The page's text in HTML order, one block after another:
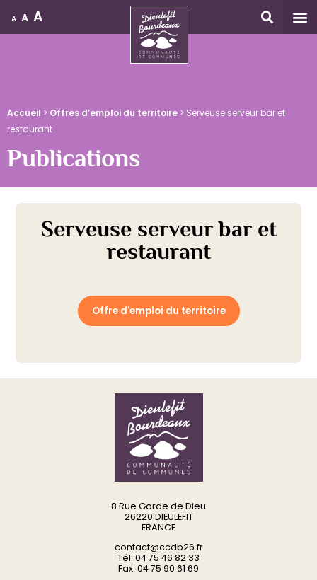
A A A
Accueil > Offres d’emploi du territoire > Serveuse serveur bar et
restaurant
Publications
Offre d'emploi du territoire
Serveuse serveur bar et
restaurant
8 Rue Garde de Dieu
26220 DIEULEFIT
FRANCE
contact@ccdb26.fr
Tél: 04 75 46 82 33
Fax: 04 75 90 61 69